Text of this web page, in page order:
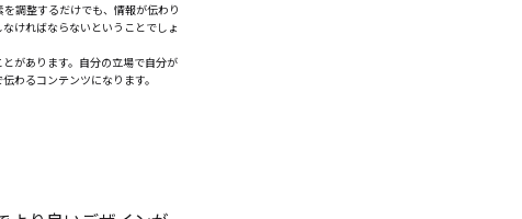
調整するだけでも、情報が伝わり
ければならないということでしょ
があります。自分の立場で自分が
わるコンテンツになります。